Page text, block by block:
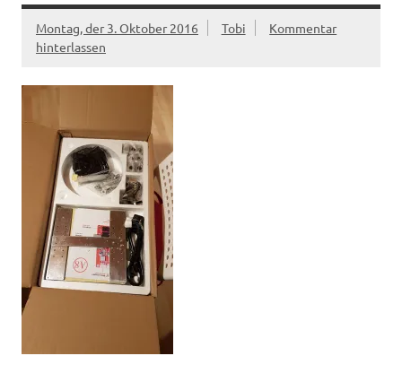
Montag, der 3. Oktober 2016 Tobi
Kommentar
hinterlassen